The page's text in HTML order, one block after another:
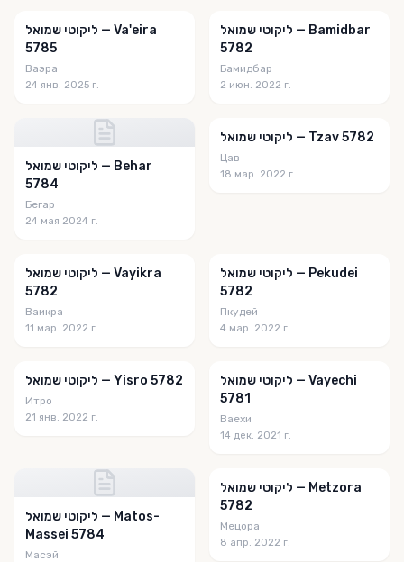
Parsha Column
Parsha Knowledge
Parsha On a Page
Pearls of Rashi
Peninei Rashi
ליקוטי שמואל — Va'eira
5785
Ваэра
24 янв. 2025 г.
ליקוטי שמואל — Bamidbar
5782
Бамидбар
2 июн. 2022 г.
ליקוטי שמואל — Behar
5784
Бегар
24 мая 2024 г.
ליקוטי שמואל — Tzav 5782
Цав
18 мар. 2022 г.
ליקוטי שמואל — Vayikra
5782
Ваикра
11 мар. 2022 г.
ליקוטי שמואל — Pekudei
5782
Пкудей
4 мар. 2022 г.
ליקוטי שמואל — Yisro 5782
Итро
21 янв. 2022 г.
ליקוטי שמואל — Vayechi
5781
Ваехи
14 дек. 2021 г.
ליקוטי שמואל — Matos-
Massei 5784
Масэй
ליקוטי שמואל — Metzora
5782
Мецора
8 апр. 2022 г.